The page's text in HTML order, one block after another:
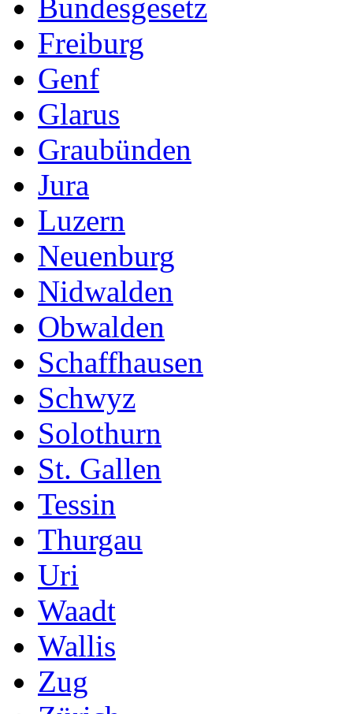
Bundesgesetz
Freiburg
Genf
Glarus
Graubünden
Jura
Luzern
Neuenburg
Nidwalden
Obwalden
Schaffhausen
Schwyz
Solothurn
St. Gallen
Tessin
Thurgau
Uri
Waadt
Wallis
Zug